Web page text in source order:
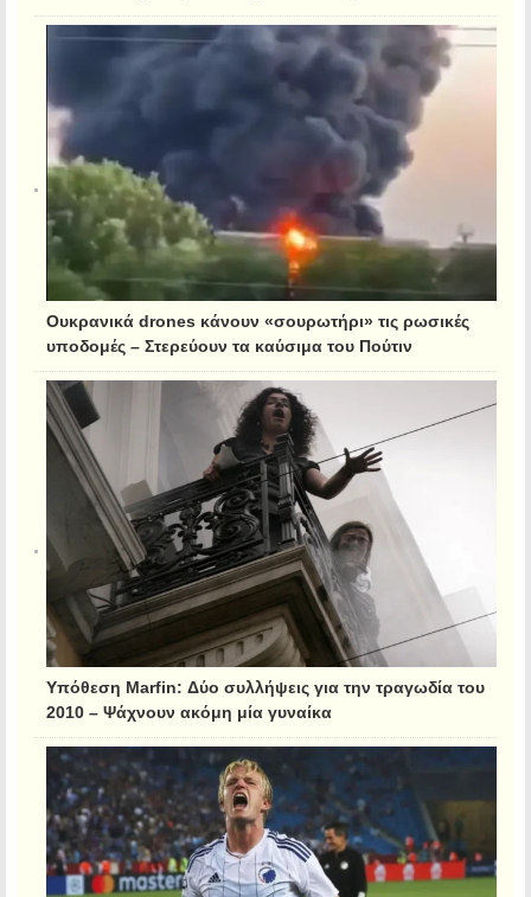
Ουκρανικά drones κάνουν «σουρωτήρι» τις ρωσικές
υποδομές – Στερεύουν τα καύσιμα του Πούτιν
Υπόθεση Marfin: Δύο συλλήψεις για την τραγωδία του
2010 – Ψάχνουν ακόμη μία γυναίκα